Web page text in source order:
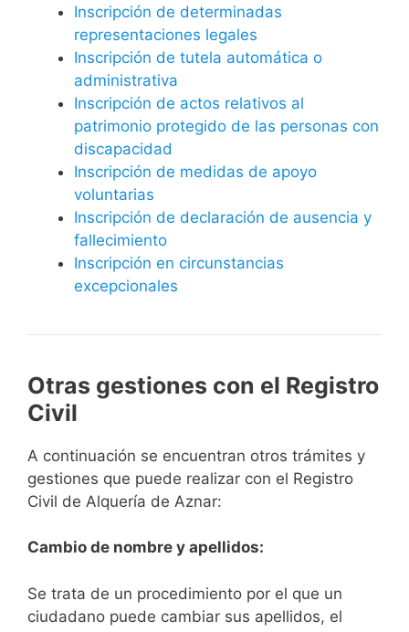
Inscripción de determinadas
representaciones legales
Inscripción de tutela automática o
administrativa
Inscripción de actos relativos al
patrimonio protegido de las personas con
discapacidad
Inscripción de medidas de apoyo
voluntarias
Inscripción de declaración de ausencia y
fallecimiento
Inscripción en circunstancias
excepcionales
Otras gestiones con el Registro
Civil
A continuación se encuentran otros trámites y
gestiones que puede realizar con el Registro
Civil de Alquería de Aznar:
Cambio de nombre y apellidos:
Se trata de un procedimiento por el que un
ciudadano puede cambiar sus apellidos, el